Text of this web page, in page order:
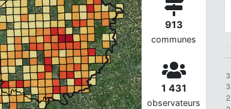
913
communes
1 431
observateurs